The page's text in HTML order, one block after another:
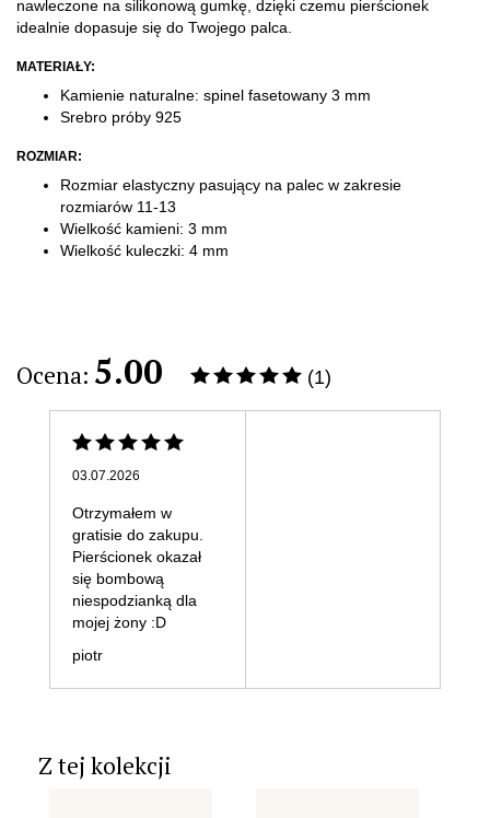
nawleczone na silikonową gumkę, dzięki czemu pierścionek
idealnie dopasuje się do Twojego palca.
MATERIAŁY:
Kamienie naturalne: spinel fasetowany 3 mm
Srebro próby 925
ROZMIAR:
Rozmiar elastyczny pasujący na palec w zakresie
rozmiarów 11-13
Wielkość kamieni: 3 mm
Wielkość kuleczki: 4 mm
Ocena: 5.00 (1)
03.07.2026
Otrzymałem w
gratisie do zakupu.
Pierścionek okazał
się bombową
niespodzianką dla
mojej żony :D
piotr
Z tej kolekcji